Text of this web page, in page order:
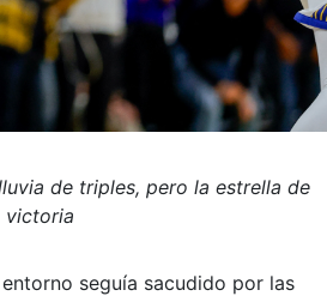
de triples, pero la estrella de
victoria
seguía sacudido por las